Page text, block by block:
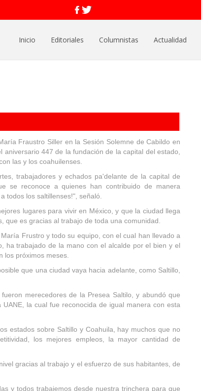
Inicio Editoriales Columnistas Actualidad
Fraustro Siller en la Sesión Solemne de Cabildo en
447 de la fundación de la capital del estado,
las y los coahuilenses.
trabajadores y echados pa'delante de la capital de
se reconoce a quienes han contribuido de manera
todos los saltillenses!", señaló.
lugares para vivir en México, y que la ciudad llega
es gracias al trabajo de toda una comunidad.
Frustro y todo su equipo, con el cual han llevado a
ha trabajado de la mano con el alcalde por el bien y el
los próximos meses.
que una ciudad vaya hacia adelante, como Saltillo,
merecedores de la Presea Saltilo, y abundó que
la cual fue reconocida de igual manera con esta
estados sobre Saltillo y Coahuila, hay muchos que no
los mejores empleos, la mayor cantidad de
gracias al trabajo y el esfuerzo de sus habitantes, de
y todos trabajemos desde nuestra trinchera para que